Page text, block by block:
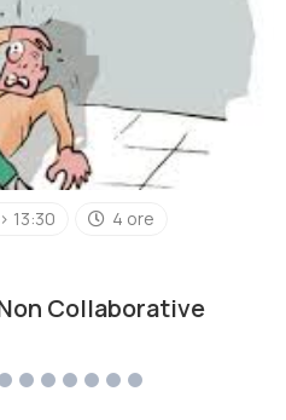
13:30
4 ore
Collaborative